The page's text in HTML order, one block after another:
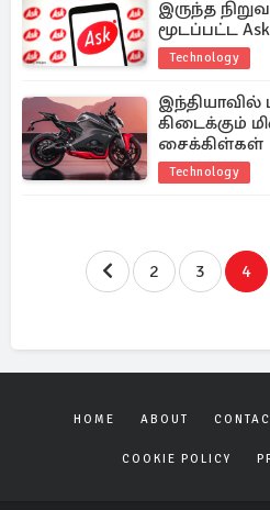
இருந்த
மூடப்பட்ட
Technology
கிடைக்கும்
சைக்கிள்கள்
Technology
2 3 4
HOME ABOUT
COOKIE POLICY